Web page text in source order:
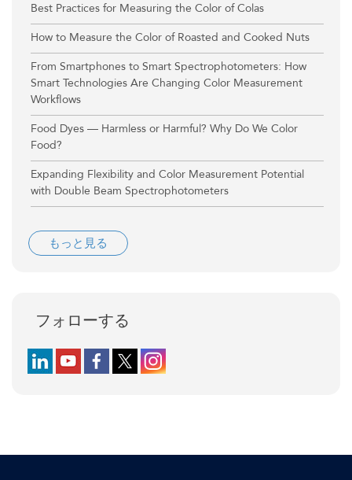
Best Practices for Measuring the Color of Colas
How to Measure the Color of Roasted and Cooked Nuts
From Smartphones to Smart Spectrophotometers: How
Smart Technologies Are Changing Color Measurement
Workflows
Food Dyes — Harmless or Harmful? Why Do We Color
Food?
Expanding Flexibility and Color Measurement Potential
with Double Beam Spectrophotometers
もっと見る
フォローする
Follow us on LinkedIn
Follow us on YouTube
Follow us on Facebook
Follow us on X (formerly Twitter)
Follow us on Instagram